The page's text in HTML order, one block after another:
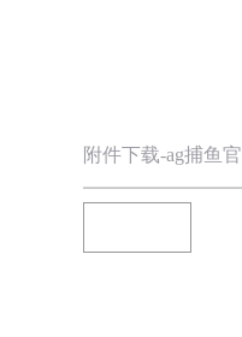
附件下载-ag捕鱼